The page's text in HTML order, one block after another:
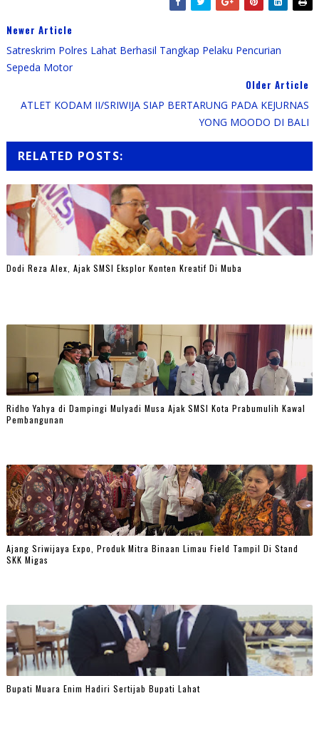
Newer Article
Satreskrim Polres Lahat Berhasil Tangkap Pelaku Pencurian
Sepeda Motor
Older Article
ATLET KODAM II/SRIWIJA SIAP BERTARUNG PADA KEJURNAS
YONG MOODO DI BALI
RELATED POSTS:
Dodi Reza Alex, Ajak SMSI Eksplor Konten Kreatif Di Muba
Ridho Yahya di Dampingi Mulyadi Musa Ajak SMSI Kota Prabumulih Kawal
Pembangunan
Ajang Sriwijaya Expo, Produk Mitra Binaan Limau Field Tampil Di Stand
SKK Migas
Bupati Muara Enim Hadiri Sertijab Bupati Lahat